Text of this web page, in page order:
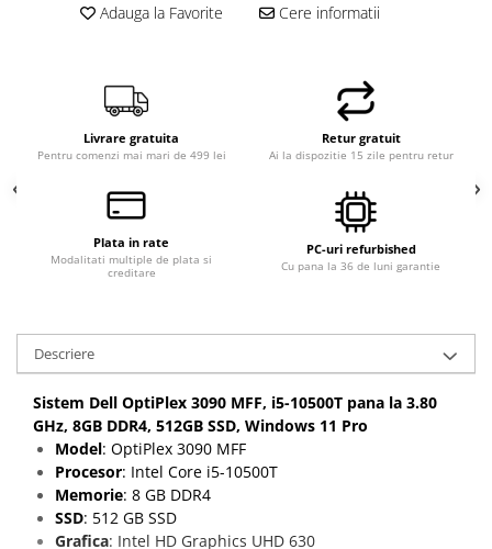
Ventilatoare carcasa
Placi VIDEO
PC All-in-One
Calculatoare All-in-One NOI
All-in-One REFURBISHED
Calculatoare All-in-One RENEW
Componente All-in-One
Monitoare NOI
Monitoare Refurbished
Monitoare Renew
Monitoare Second-Hand
Servere
Hard Disk-uri SERVER
Accesorii server
Adauga la Favorite Cere informatii
Livrare gratuita
Pentru comenzi mai mari de 499 lei
Retur gratuit
Ai la dispozitie 15 zile pentru retur
Plata in rate
Modalitati multiple de plata si
creditare
PC-uri refurbished
Cu pana la 36 de luni garantie
Descriere
Sistem Dell OptiPlex 3090 MFF, i5-10500T pana la 3.80
GHz, 8GB DDR4, 512GB SSD, Windows 11 Pro
Model: OptiPlex 3090 MFF
Procesor: Intel Core i5-10500T
Memorie: 8 GB DDR4
SSD: 512 GB SSD
Grafica: Intel HD Graphics UHD 630